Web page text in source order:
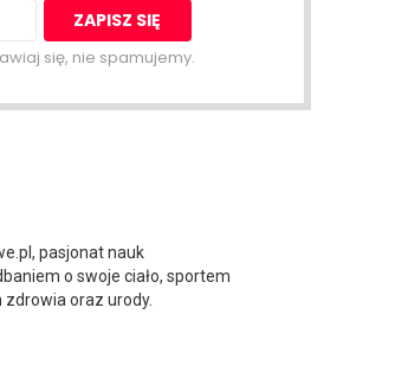
się, nie spamujemy.
pasjonat nauk
o swoje ciało, sportem
oraz urody.